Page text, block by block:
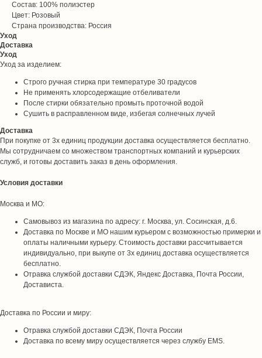
Состав: 100% полиэстер
Цвет: Розовый
Страна производства: Россия
Уход
Доставка
Уход
Уход за изделием:
Строго ручная стирка при температуре 30 градусов
Не применять хлорсодержащие отбеливатели
После стирки обязательно промыть проточной водой
Сушить в расправленном виде, избегая солнечных лучей
Доставка
При покупке от 3х единиц продукции доставка осуществляется бесплатно.
Мы сотрудничаем со множеством транспортных компаний и курьерских
служб, и готовы доставить заказ в день оформления.
Условия доставки
Москва и МО:
Самовывоз из магазина по адресу: г. Москва, ул. Сосинская, д.6.
Доставка по Москве и МО нашим курьером с возможностью примерки и
оплаты наличными курьеру. Стоимость доставки рассчитывается
индивидуально, при выкупе от 3х единиц доставка осуществляется
бесплатно.
Отравка службой доставки СДЭК, Яндекс Доставка, Почта России,
Достависта.
Доставка по России и миру:
Отравка службой доставки СДЭК, Почта России
Доставка по всему миру осуществляется через службу EMS.